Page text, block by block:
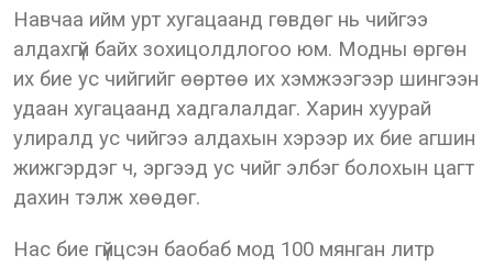
Навчаа ийм урт хугацаанд гөвдөг нь чийгээ
алдахгүй байх зохицолдлогоо юм. Модны өргөн
их бие ус чийгийг өөртөө их хэмжээгээр шингээн
удаан хугацаанд хадгалалдаг. Харин хуурай
улиралд ус чийгээ алдахын хэрээр их бие агшин
жижгэрдэг ч, эргээд ус чийг элбэг болохын цагт
дахин тэлж хөөдөг.
Нас бие гүйцсэн баобаб мод 100 мянган литр